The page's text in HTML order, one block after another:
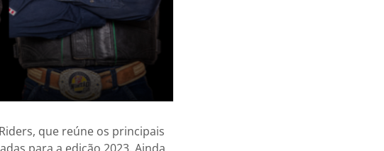
que reúne os principais